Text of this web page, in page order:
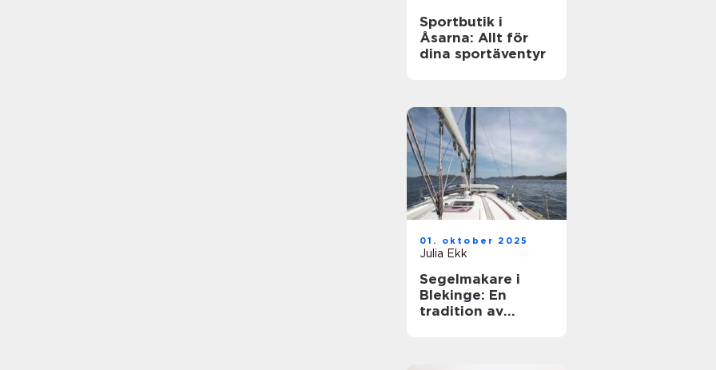
Sportbutik i
Åsarna: Allt för
dina sportäventyr
01. oktober 2025
Julia Ekk
Segelmakare i
Blekinge: En
tradition av